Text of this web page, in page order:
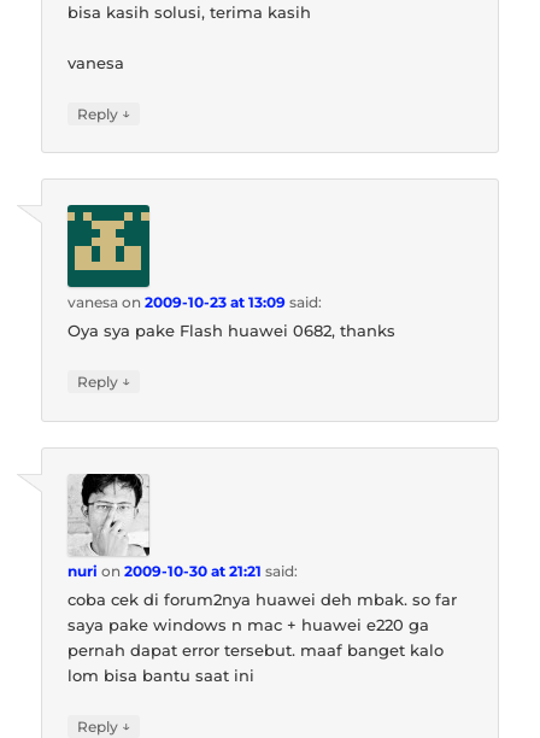
bisa kasih solusi, terima kasih
vanesa
Reply ↓
vanesa on2009-10-23 at 13:09 said:
Oya sya pake Flash huawei 0682, thanks
Reply ↓
nuri on2009-10-30 at 21:21 said:
coba cek di forum2nya huawei deh mbak. so far
saya pake windows n mac + huawei e220 ga
pernah dapat error tersebut. maaf banget kalo
lom bisa bantu saat ini
Reply ↓